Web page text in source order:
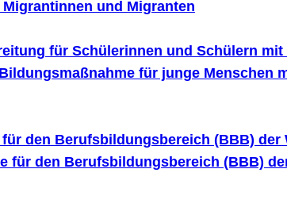
und Migranten
für Schülerinnen und Schülern
für junge Menschen
den Berufsbildungsbereich (BBB) der
für den Berufsbildungsbereich (BBB)